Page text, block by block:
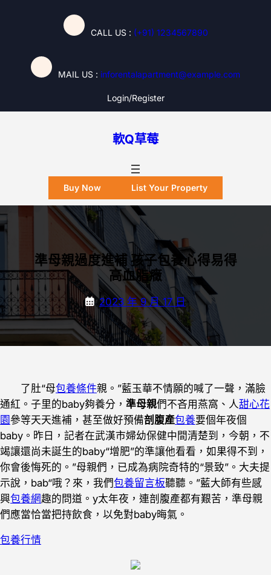
CALL US : (+91) 1234567890
MAIL US : inforentalapartment@example.com
Login/register
軟Q草莓
Buy Now List Your Property
準母親過度進補 孩子包養心得易得
高血脂癥
2023 年 9 月 17 日
了肚“母包養條件親。”藍玉華不情願的喊了一聲，滿臉
通紅。子里的baby夠養分， 準母親們不吝用燕窩、人甜心花
園參等天天進補，甚至做好預備剖腹產包養要個年夜個
baby。昨日，記者在武漢市婦幼保健中間清楚到，今朝，不
竭讓還尚未誕生的baby“增肥”的準讓他看看，如果得不到，
你會後悔死的。”母親們，已成為病院奇特的“景致”。大夫提
示說，bab“哦？來，我們包養留言板聽聽。”藍大師有些感
興包養網趣的問道。y太年夜，連剖腹產都有艱苦，準母親
們應當恰當把持飲食，以免對baby晦氣。
包養行情